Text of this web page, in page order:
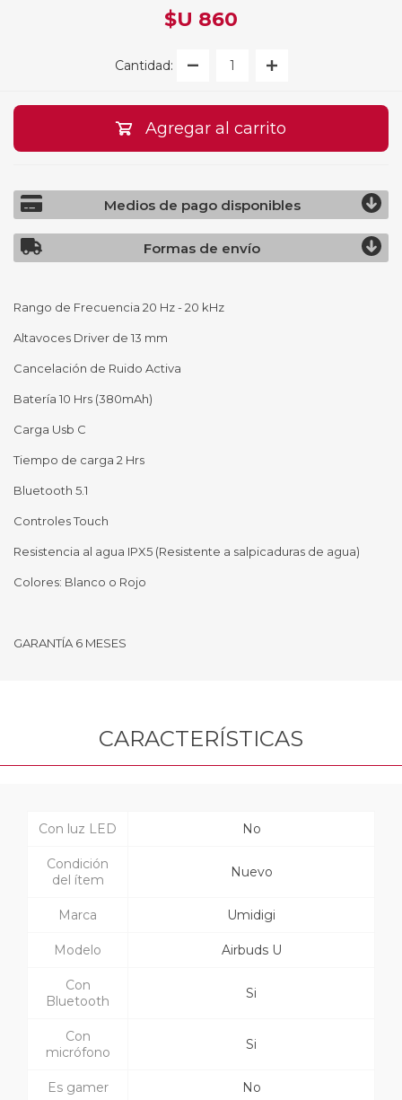
$U 860
Cantidad:
Agregar al carrito
Medios de pago disponibles
Formas de envío
Rango de Frecuencia 20 Hz - 20 kHz
Altavoces Driver de 13 mm
Cancelación de Ruido Activa
Batería 10 Hrs (380mAh)
Carga Usb C
Tiempo de carga 2 Hrs
Bluetooth 5.1
Controles Touch
Resistencia al agua IPX5 (Resistente a salpicaduras de agua)
Colores: Blanco o Rojo
GARANTÍA 6 MESES
CARACTERÍSTICAS
Con luz LED No
Condición
del ítem
Nuevo
Marca Umidigi
Modelo Airbuds U
Con
Bluetooth
Si
Con
micrófono
Si
Es gamer No